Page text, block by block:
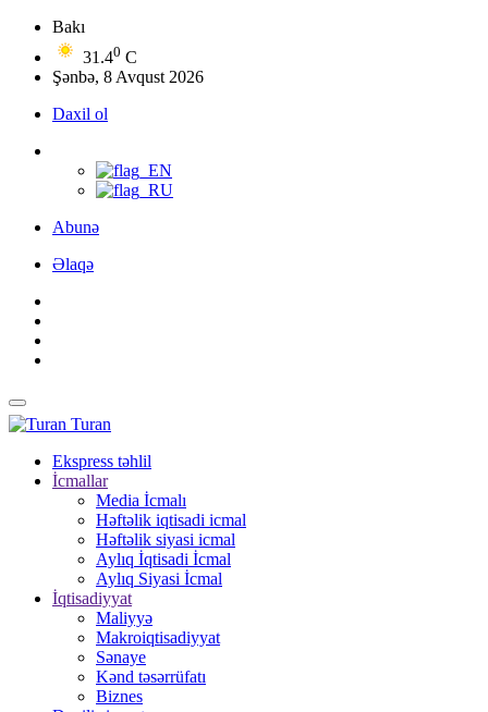
Bakı
31.40 C
Şənbə, 8 Avqust 2026
Daxil ol
Abunə
Əlaqə
Turan
Ekspress təhlil
İcmallar
Media İcmalı
Həftəlik iqtisadi icmal
Həftəlik siyasi icmal
Aylıq İqtisadi İcmal
Aylıq Siyasi İcmal
İqtisadiyyat
Maliyyə
Makroiqtisadiyyat
Sənaye
Kənd təsərrüfatı
Biznes